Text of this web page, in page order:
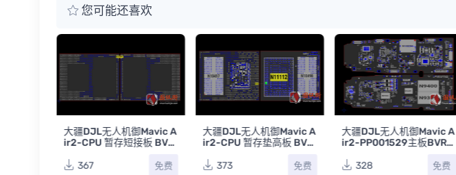
您可能还喜欢
大疆DJL无人机御Mavic A
ir2-CPU 暂存短接板 BVR
367
免费
大疆DJL无人机御Mavic A
ir2-CPU 暂存垫高板 BVR
373
免费
大疆DJL无人机御Mavic A
ir2-PP001529主板BVR点
328
免费